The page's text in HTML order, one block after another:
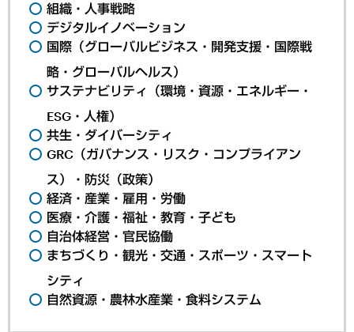
組織・人事戦略
デジタルイノベーション
国際（グローバルビジネス・開発支援・国際戦
略・グローバルヘルス）
サステナビリティ（環境・資源・エネルギー・
ESG・人権）
共生・ダイバーシティ
GRC（ガバナンス・リスク・コンプライアン
ス）・防災（政策）
経済・産業・雇用・労働
医療・介護・福祉・教育・子ども
自治体経営・官民協働
まちづくり・観光・交通・スポーツ・スマート
シティ
自然資源・農林水産業・食料システム